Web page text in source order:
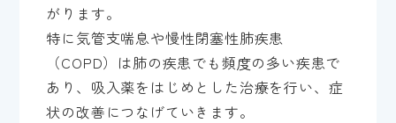
がります。
特に気管支喘息や慢性閉塞性肺疾患
（COPD）は肺の疾患でも頻度の多い疾患で
あり、吸入薬をはじめとした治療を行い、症
状の改善につなげていきます。